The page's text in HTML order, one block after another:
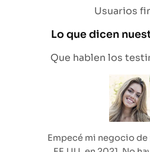
Usuarios
Lo que dicen
Que hablen los
Empecé mi negocio de